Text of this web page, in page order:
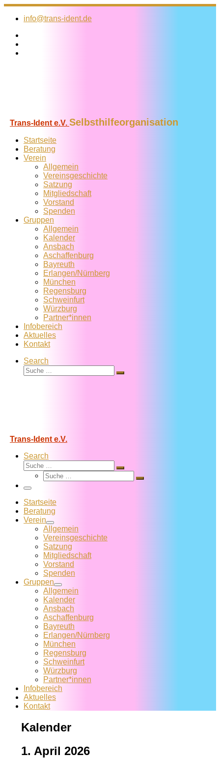
Zum
Inhalt
info@trans-ident.de
Trans-Ident e.V. Selbsthilfeorganisation
Startseite
Beratung
Verein
Allgemein
Vereins­geschichte
Satzung
Mitglied­schaft
Vorstand
Spenden
Gruppen
Allgemein
Kalender
Ansbach
Aschaffenburg
Bayreuth
Erlangen/Nürnberg
München
Regensburg
Schweinfurt
Würzburg
Partner*innen
Infobereich
Aktuelles
Kontakt
Search
Suche
Suche
Trans-Ident e.V.
Search
Suche
Suche
Suche
Suche
Menü
Startseite
Beratung
Verein
Allgemein
Vereins­geschichte
Satzung
Mitglied­schaft
Vorstand
Spenden
Gruppen
Allgemein
Kalender
Ansbach
Aschaffenburg
Bayreuth
Erlangen/Nürnberg
München
Regensburg
Schweinfurt
Würzburg
Partner*innen
Infobereich
Aktuelles
Kontakt
Kalender
1. April 2026